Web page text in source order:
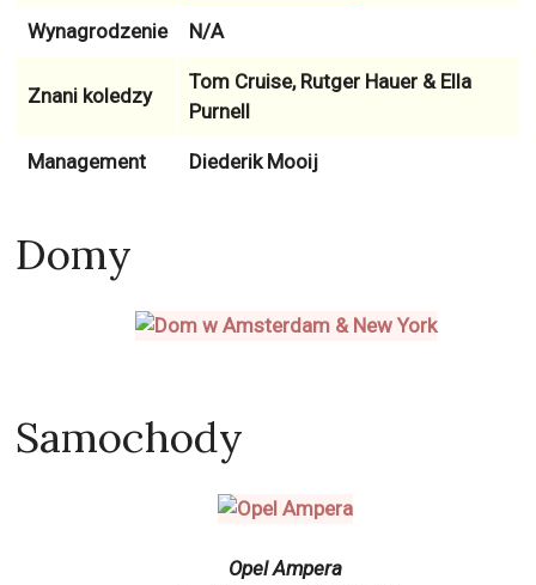
Wynagrodzenie N/A
Znani koledzy
Tom Cruise, Rutger Hauer & Ella
Purnell
Management Diederik Mooij
Domy
Samochody
Opel Ampera